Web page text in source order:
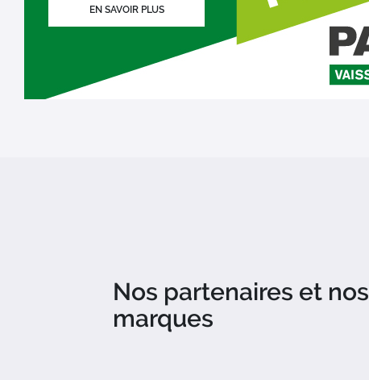
EN SAVOIR PLUS
Nos partenaires et nos
marques